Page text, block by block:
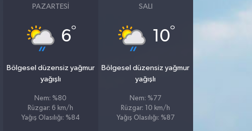
PAZARTESI
6°
Bölgesel düzensiz yağmur
yağışlı
Nem: %80
Rüzgar: 6 km/h
Yağış Olasılığı: %84
SALI
10°
Bölgesel düzensiz yağmur
yağışlı
Nem: %77
Rüzgar: 10 km/h
Yağış Olasılığı: %87